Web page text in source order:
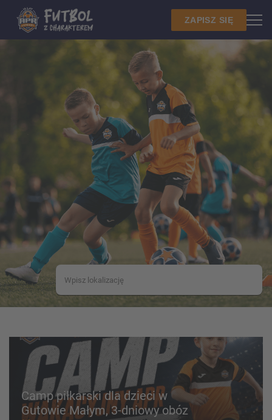
ZAPISZ SIĘ
Camp piłkarski dla dzieci w
Gutowie Małym, 3-dniowy obóz